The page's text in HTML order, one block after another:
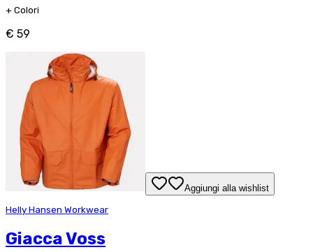
+ Colori
€ 59
Aggiungi alla wishlist
Helly Hansen Workwear
Giacca Voss